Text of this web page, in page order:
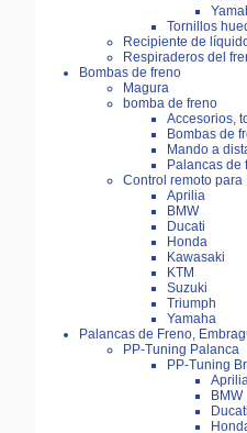
Tornillos
Recipiente de
Respiraderos del
Bombas de freno
Magura
bomba de freno
Accesorios,
Bombas de
Mando a
Palancas de
Control remoto para
Aprilia
BMW
Ducati
Honda
Kawasaki
KTM
Suzuki
Triumph
Yamaha
Palancas de Freno,
PP-Tuning Palanca
PP-Tuning
BMW
Ducati